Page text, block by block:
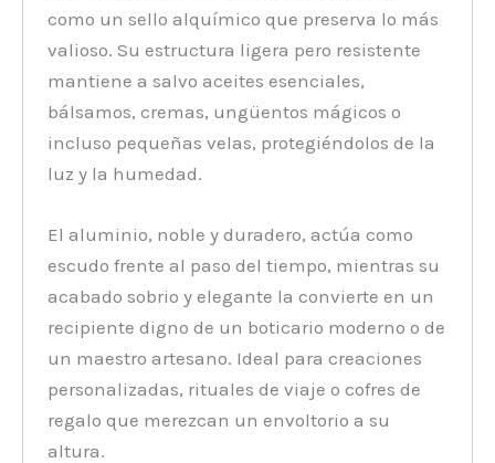
como un sello alquímico que preserva lo más
valioso. Su estructura ligera pero resistente
mantiene a salvo aceites esenciales,
bálsamos, cremas, ungüentos mágicos o
incluso pequeñas velas, protegiéndolos de la
luz y la humedad.
El aluminio, noble y duradero, actúa como
escudo frente al paso del tiempo, mientras su
acabado sobrio y elegante la convierte en un
recipiente digno de un boticario moderno o de
un maestro artesano. Ideal para creaciones
personalizadas, rituales de viaje o cofres de
regalo que merezcan un envoltorio a su
altura.